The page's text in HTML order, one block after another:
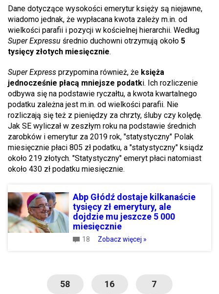
Dane dotyczące wysokości emerytur księży są niejawne,
wiadomo jednak, że wypłacana kwota zależy m.in. od
wielkości parafii i pozycji w kościelnej hierarchii. Według
Super Expressu średnio duchowni otrzymują około 5
tysięcy złotych miesięcznie.
Super Express przypomina również, że księża
jednocześnie płacą mniejsze podatki. Ich rozliczenie
odbywa się na podstawie ryczałtu, a kwota kwartalnego
podatku zależna jest m.in. od wielkości parafii. Nie
rozliczają się też z pieniędzy za chrzty, śluby czy kolędę.
Jak SE wyliczał w zeszłym roku na podstawie średnich
zarobków i emerytur za 2019 rok, "statystyczny" Polak
miesięcznie płaci 805 zł podatku, a "statystyczny" ksiądz
około 219 złotych. "Statystyczny" emeryt płaci natomiast
około 430 zł podatku miesięcznie.
Abp Głódź dostaje kilkanaście
tysięcy zł emerytury, ale
dojdzie mu jeszcze 5 000
miesięcznie
18 Zobacz więcej »
58 16 7